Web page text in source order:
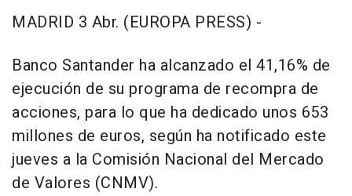
MADRID 3 Abr. (EUROPA PRESS) -
Banco Santander ha alcanzado el 41,16% de
ejecución de su programa de recompra de
acciones, para lo que ha dedicado unos 653
millones de euros, según ha notificado este
jueves a la Comisión Nacional del Mercado
de Valores (CNMV).